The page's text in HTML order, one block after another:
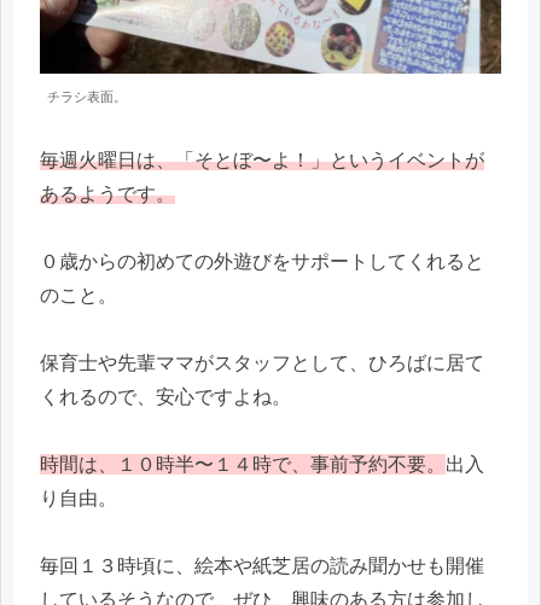
チラシ表面。
毎週火曜日は、「そとぼ〜よ！」というイベントが
あるようです。
０歳からの初めての外遊びをサポートしてくれると
のこと。
保育士や先輩ママがスタッフとして、ひろばに居て
くれるので、安心ですよね。
時間は、１０時半〜１４時で、事前予約不要。 出入
り自由。
毎回１３時頃に、絵本や紙芝居の読み聞かせも開催
しているそうなので、ぜひ、興味のある方は参加し